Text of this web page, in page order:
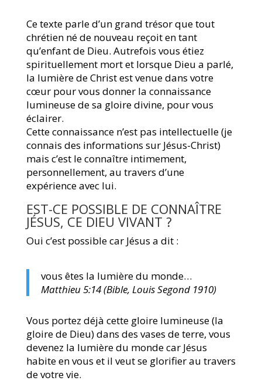
Ce texte parle d’un grand trésor que tout
chrétien né de nouveau reçoit en tant
qu’enfant de Dieu. Autrefois vous étiez
spirituellement mort et lorsque Dieu a parlé,
la lumière de Christ est venue dans votre
cœur pour vous donner la connaissance
lumineuse de sa gloire divine, pour vous
éclairer.
Cette connaissance n’est pas intellectuelle (je
connais des informations sur Jésus-Christ)
mais c’est le connaître intimement,
personnellement, au travers d’une
expérience avec lui.
EST-CE POSSIBLE DE CONNAÎTRE
JÉSUS, CE DIEU VIVANT ?
Oui c’est possible car Jésus a dit :
vous êtes la lumière du monde…
Matthieu 5:14 (Bible, Louis Segond 1910)
Vous portez déjà cette gloire lumineuse (la
gloire de Dieu) dans des vases de terre, vous
devenez la lumière du monde car Jésus
habite en vous et il veut se glorifier au travers
de votre vie.